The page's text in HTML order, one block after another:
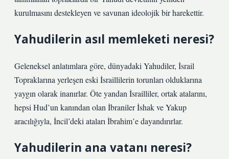
kurulmasını destekleyen ve savunan ideolojik bir harekettir.
Yahudilerin asıl memleketi neresi?
Geleneksel anlatımlara göre, dünyadaki Yahudiler, İsrail
Topraklarına yerleşen eski İsraillilerin torunları olduklarına
yaygın olarak inanırlar. Öte yandan İsrailliler, ortak atalarını,
hepsi Hud’un kanından olan İbraniler İshak ve Yakup
aracılığıyla, İncil’deki ataları İbrahim’e dayandırırlar.
Yahudilerin ana vatanı neresi?